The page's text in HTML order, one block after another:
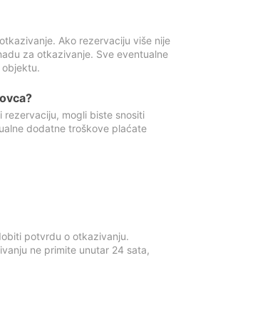
Ako rezervaciju više nije
za otkazivanje. Sve eventualne
mogli biste snositi
dodatne troškove plaćate
potvrdu o otkazivanju.
ne primite unutar 24 sata,